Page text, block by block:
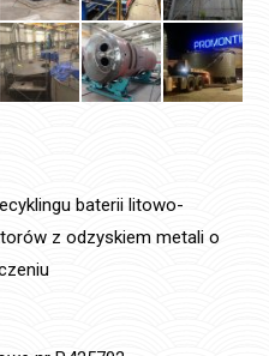
baterii litowo-
z odzyskiem metali o